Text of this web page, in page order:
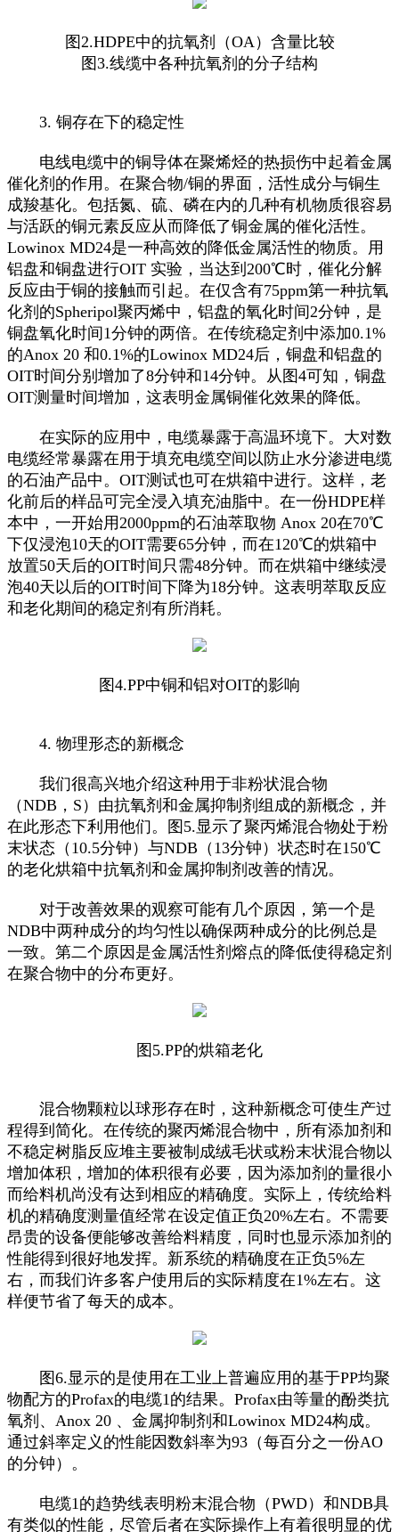
图2.HDPE中的抗氧剂（OA）含量比较
图3.线缆中各种抗氧剂的分子结构
3. 铜存在下的稳定性
电线电缆中的铜导体在聚烯烃的热损伤中起着金属
催化剂的作用。在聚合物/铜的界面，活性成分与铜生
成羧基化。包括氮、硫、磷在内的几种有机物质很容易
与活跃的铜元素反应从而降低了铜金属的催化活性。
Lowinox MD24是一种高效的降低金属活性的物质。用
铝盘和铜盘进行OIT 实验，当达到200℃时，催化分解
反应由于铜的接触而引起。在仅含有75ppm第一种抗氧
化剂的Spheripol聚丙烯中，铝盘的氧化时间2分钟，是
铜盘氧化时间1分钟的两倍。在传统稳定剂中添加0.1%
的Anox 20 和0.1%的Lowinox MD24后，铜盘和铝盘的
OIT时间分别增加了8分钟和14分钟。从图4可知，铜盘
OIT测量时间增加，这表明金属铜催化效果的降低。
在实际的应用中，电缆暴露于高温环境下。大对数
电缆经常暴露在用于填充电缆空间以防止水分渗进电缆
的石油产品中。OIT测试也可在烘箱中进行。这样，老
化前后的样品可完全浸入填充油脂中。在一份HDPE样
本中，一开始用2000ppm的石油萃取物 Anox 20在70℃
下仅浸泡10天的OIT需要65分钟，而在120℃的烘箱中
放置50天后的OIT时间只需48分钟。而在烘箱中继续浸
泡40天以后的OIT时间下降为18分钟。这表明萃取反应
和老化期间的稳定剂有所消耗。
图4.PP中铜和铝对OIT的影响
4. 物理形态的新概念
我们很高兴地介绍这种用于非粉状混合物
（NDB，S）由抗氧剂和金属抑制剂组成的新概念，并
在此形态下利用他们。图5.显示了聚丙烯混合物处于粉
末状态（10.5分钟）与NDB（13分钟）状态时在150℃
的老化烘箱中抗氧剂和金属抑制剂改善的情况。
对于改善效果的观察可能有几个原因，第一个是
NDB中两种成分的均匀性以确保两种成分的比例总是
一致。第二个原因是金属活性剂熔点的降低使得稳定剂
在聚合物中的分布更好。
图5.PP的烘箱老化
混合物颗粒以球形存在时，这种新概念可使生产过
程得到简化。在传统的聚丙烯混合物中，所有添加剂和
不稳定树脂反应堆主要被制成绒毛状或粉末状混合物以
增加体积，增加的体积很有必要，因为添加剂的量很小
而给料机尚没有达到相应的精确度。实际上，传统给料
机的精确度测量值经常在设定值正负20%左右。不需要
昂贵的设备便能够改善给料精度，同时也显示添加剂的
性能得到很好地发挥。新系统的精确度在正负5%左
右，而我们许多客户使用后的实际精度在1%左右。这
样便节省了每天的成本。
图6.显示的是使用在工业上普遍应用的基于PP均聚
物配方的Profax的电缆1的结果。Profax由等量的酚类抗
氧剂、Anox 20 、金属抑制剂和Lowinox MD24构成。
通过斜率定义的性能因数斜率为93（每百分之一份AO
的分钟）。
电缆1的趋势线表明粉末混合物（PWD）和NDB具
有类似的性能，尽管后者在实际操作上有着很明显的优